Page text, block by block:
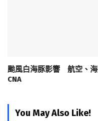
颱風白海豚影響 航空、
CNA
You May Also Like!